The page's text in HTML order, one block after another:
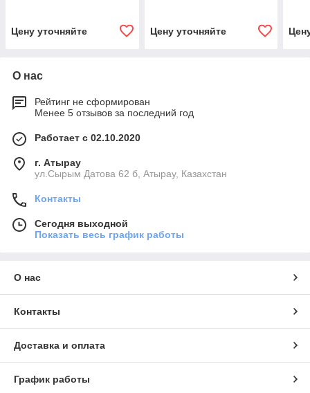
Цену уточняйте Цену уточняйте
О нас
Рейтинг не сформирован
Менее 5 отзывов за последний год
Работает с 02.10.2020
г. Атырау
ул.Сырым Датова 62 б, Атырау, Казахстан
Контакты
Сегодня выходной
Показать весь график работы
О нас
Контакты
Доставка и оплата
График работы